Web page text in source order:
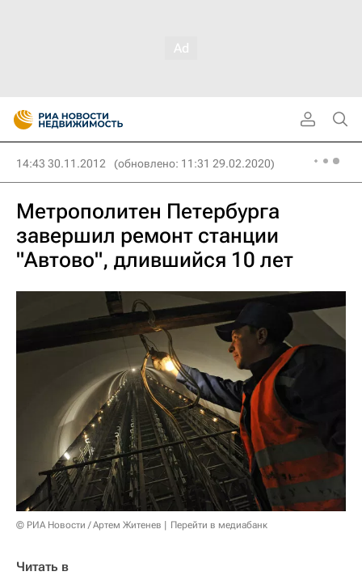
14:43 30.11.2012 (обновлено: 11:31 29.02.2020)
Метрополитен Петербурга
завершил ремонт станции
"Автово", длившийся 10 лет
© РИА Новости / Артем Житенев Перейти в медиабанк
Читать в